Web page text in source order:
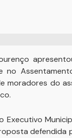
no
moradores do
Executivo
defendida